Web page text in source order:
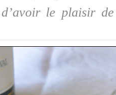
d’avoir le plaisir